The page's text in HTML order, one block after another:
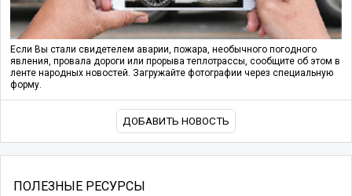
Если Вы стали свидетелем аварии, пожара, необычного погодного
явления, провала дороги или прорыва теплотрассы, сообщите об этом в
ленте народных новостей. Загружайте фотографии через специальную
форму.
ДОБАВИТЬ НОВОСТЬ
ПОЛЕЗНЫЕ РЕСУРСЫ